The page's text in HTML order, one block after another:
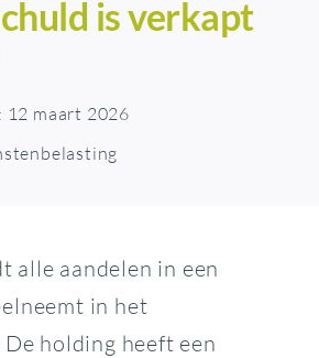
is verkapt
12 maart 2026
alle aandelen in een
in het
holding heeft een